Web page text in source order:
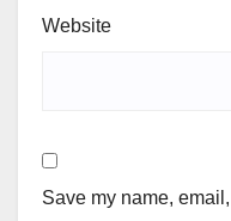
Website
Save my name,